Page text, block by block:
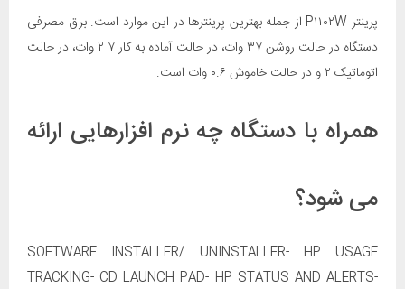
پرینتر P۱۱۰۲W از جمله بهترین پرینترها در این موارد است. برق مصرفی
دستگاه در حالت روشن ۳۷ وات، در حالت آماده به کار ۲.۷ وات، در حالت
اتوماتیک ۲ و در حالت خاموش ۰.۶ وات است.
همراه با دستگاه چه نرم افزارهایی ارائه
می شود؟
SOFTWARE INSTALLER/ UNINSTALLER- HP USAGE
TRACKING- CD LAUNCH PAD- HP STATUS AND ALERTS-